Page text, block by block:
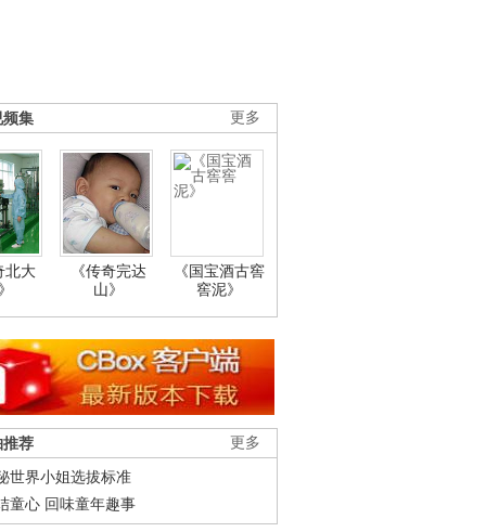
更多
频集
北大
《传奇完达
山》
《国宝酒古窖
窖泥》
更多
推荐
世界小姐选拔标准
童心 回味童年趣事